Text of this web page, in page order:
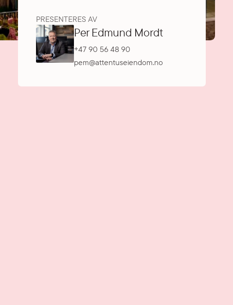
PRESENTERES AV
Per Edmund Mordt
+47 90 56 48 90
pem@attentuseiendom.no